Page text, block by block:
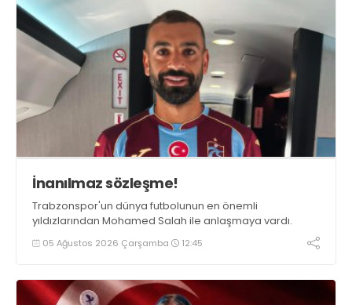
İnanılmaz sözleşme!
Trabzonspor'un dünya futbolunun en önemli
yıldızlarından Mohamed Salah ile anlaşmaya vardı.
05 Ağustos 2026 Çarşamba 12:45